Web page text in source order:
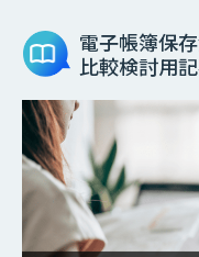
電子帳簿保
比較検討用